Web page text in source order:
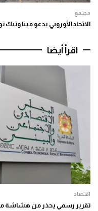
مجتمع
الاتحاد الأوروبي يدعو ميتا
اقرأ أيضا
اقتصاد
تقرير رسمي يحذر من هشاشة